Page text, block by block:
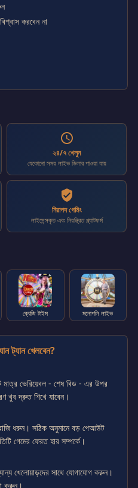
করবেন না
schedule
২৪/৭ খেলুন
যেকোনো সময় লাইভ ডিলার পাওয়া যায়
verified_user
নিরাপদ গেমিং
লাইসেন্সকৃত এবং নিয়ন্ত্রিত প্ল্যাটফর্ম
ক্রেজি টাইম মনোপলি লাইভ
ট্যান খেলবেন?
ভেরিয়েবল - শেষ বিড - এর উপর
খুব দ্রুত শিখে যাবেন।
ধরুন। সঠিক অনুমানে বড় পেআউট
গেমের ফেরত হার সম্পর্কে।
খেলোয়াড়দের সাথে যোগাযোগ করুন।
করুন।